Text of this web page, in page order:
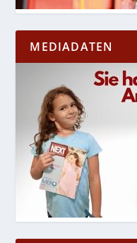
MEDIADATEN